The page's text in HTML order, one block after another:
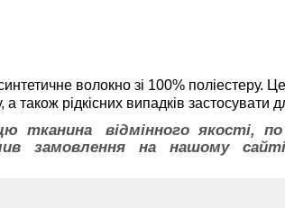
волокно зі 100% поліестеру.
також рідкісних випадків застосувати
відмінного якості,
замовлення на нашому